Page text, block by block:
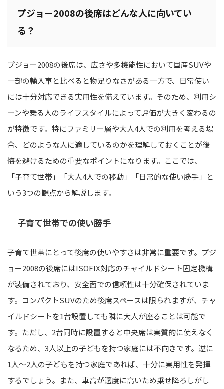
プジョー2008の後席はどんな人に向いてい
る？
プジョー2008の後席は、広さや多機能性において国産SUVや
一部の輸入車と比べると物足りなさがある一方で、日常使い
には十分対応できる実用性を備えています。そのため、利用シ
ーンや乗る人のライフスタイルによって評価が大きく変わるの
が特徴です。特にファミリー層や大人4人での利用を考える場
合、どのような人に適しているのかを理解しておくことが後
悔を避けるための重要なポイントになります。ここでは、
「子育て世帯」「大人4人での移動」「日常的な使い勝手」と
いう3つの観点から解説します。
子育て世帯での使い勝手
子育て世帯にとって後席の使いやすさは非常に重要です。プジ
ョー2008の後席にはISOFIX対応のチャイルドシート固定機構
が装備されており、安全面での信頼性は十分確保されていま
す。コンパクトSUVのため後席スペースは限られますが、チャ
イルドシートを1台設置しても隣に大人が座ることは可能で
す。ただし、2台同時に設置すると中央席は実質的に使えなく
なるため、3人以上の子どもを持つ家庭には不向きです。逆に
1人〜2人の子どもを持つ家庭であれば、十分に実用性を発揮
するでしょう。また、車高が適度に高いため乗せ降ろしがし